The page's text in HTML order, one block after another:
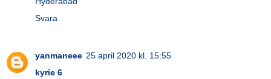
Svara
yanmaneee 25 april 2020 kl. 15:55
kyrie 6